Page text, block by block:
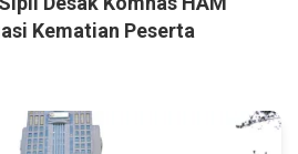
Kematian Peserta